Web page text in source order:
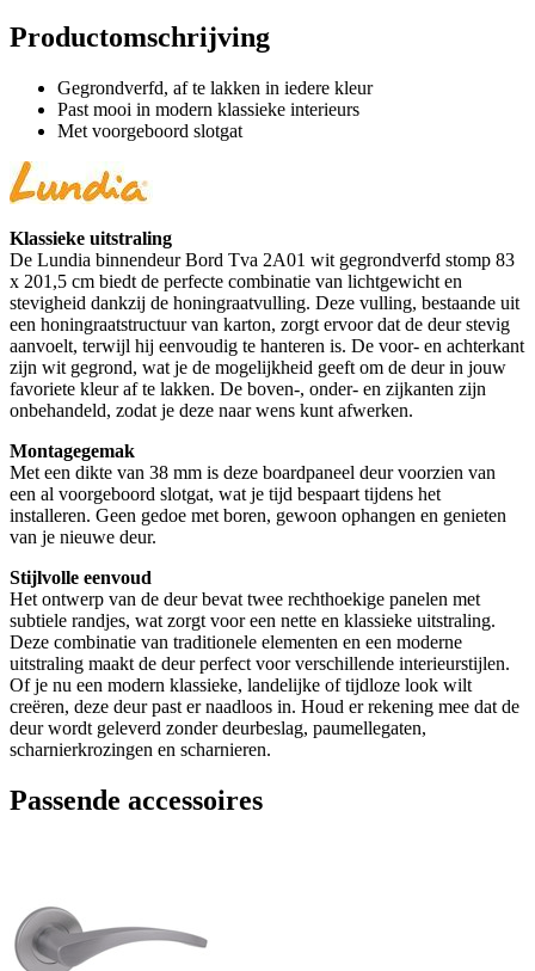
Productomschrijving
Gegrondverfd, af te lakken in iedere kleur
Past mooi in modern klassieke interieurs
Met voorgeboord slotgat
Klassieke uitstraling
De Lundia binnendeur Bord Tva 2A01 wit gegrondverfd stomp 83
x 201,5 cm biedt de perfecte combinatie van lichtgewicht en
stevigheid dankzij de honingraatvulling. Deze vulling, bestaande uit
een honingraatstructuur van karton, zorgt ervoor dat de deur stevig
aanvoelt, terwijl hij eenvoudig te hanteren is. De voor- en achterkant
zijn wit gegrond, wat je de mogelijkheid geeft om de deur in jouw
favoriete kleur af te lakken. De boven-, onder- en zijkanten zijn
onbehandeld, zodat je deze naar wens kunt afwerken.
Montagegemak
Met een dikte van 38 mm is deze boardpaneel deur voorzien van
een al voorgeboord slotgat, wat je tijd bespaart tijdens het
installeren. Geen gedoe met boren, gewoon ophangen en genieten
van je nieuwe deur.
Stijlvolle eenvoud
Het ontwerp van de deur bevat twee rechthoekige panelen met
subtiele randjes, wat zorgt voor een nette en klassieke uitstraling.
Deze combinatie van traditionele elementen en een moderne
uitstraling maakt de deur perfect voor verschillende interieurstijlen.
Of je nu een modern klassieke, landelijke of tijdloze look wilt
creëren, deze deur past er naadloos in. Houd er rekening mee dat de
deur wordt geleverd zonder deurbeslag, paumellegaten,
scharnierkrozingen en scharnieren.
Passende accessoires